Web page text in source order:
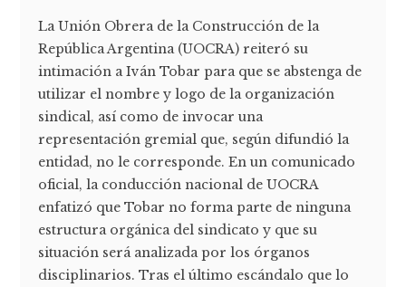
La Unión Obrera de la Construcción de la
República Argentina (UOCRA) reiteró su
intimación a Iván Tobar para que se abstenga de
utilizar el nombre y logo de la organización
sindical, así como de invocar una
representación gremial que, según difundió la
entidad, no le corresponde. En un comunicado
oficial, la conducción nacional de UOCRA
enfatizó que Tobar no forma parte de ninguna
estructura orgánica del sindicato y que su
situación será analizada por los órganos
disciplinarios. Tras el último escándalo que lo